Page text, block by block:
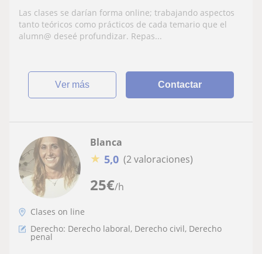
Las clases se darían forma online; trabajando aspectos
tanto teóricos como prácticos de cada temario que el
alumn@ deseé profundizar. Repas...
ver más Contactar
25€/h
Blanca
★ 5,0 (2 valoraciones)
Clases on line
Derecho: Derecho laboral, Derecho civil, Derecho
penal